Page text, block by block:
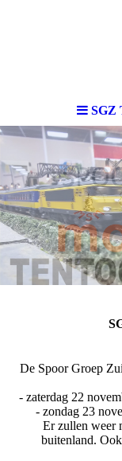
SGZ
De Spoor Groep
- zaterdag 22
- zondag 23
Er zullen weer
buitenland.